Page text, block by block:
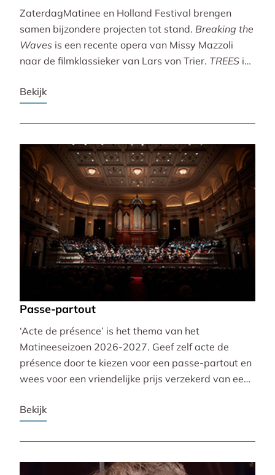
ZaterdagMatinee en Holland Festival brengen
samen bijzondere projecten tot stand. Breaking the
Waves is een recente opera van Missy Mazzoli
naar de filmklassieker van Lars von Trier. TREES is
met live muziek van Caroline Shaw (Pulitzer Prize &
Bekijk
Passe-partout
‘Acte de présence’ is het thema van het
Matineeseizoen 2026-2027. Geef zelf acte de
présence door te kiezen voor een passe-partout en
wees voor een vriendelijke prijs verzekerd van een
Bekijk